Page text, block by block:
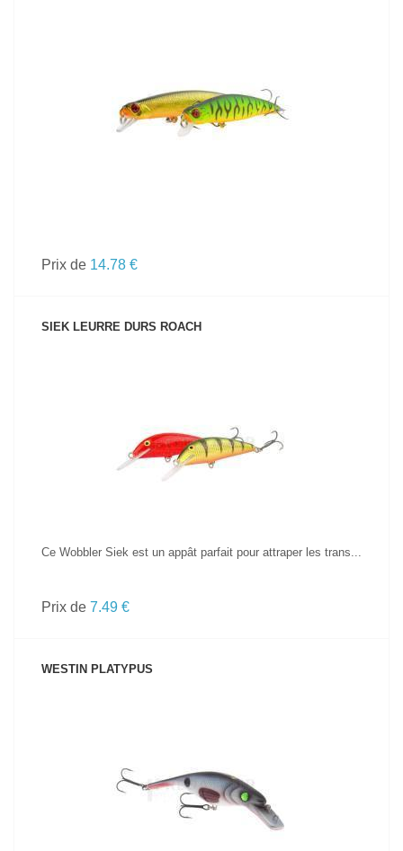
Prix de 14.78 €
SIEK LEURRE DURS ROACH
Ce Wobbler Siek est un appât parfait pour attraper les trans...
Prix de 7.49 €
WESTIN PLATYPUS